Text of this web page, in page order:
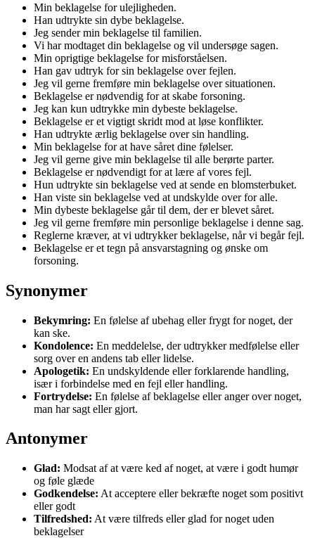
Min beklagelse for ulejligheden.
Han udtrykte sin dybe beklagelse.
Jeg sender min beklagelse til familien.
Vi har modtaget din beklagelse og vil undersøge sagen.
Min oprigtige beklagelse for misforståelsen.
Han gav udtryk for sin beklagelse over fejlen.
Jeg vil gerne fremføre min beklagelse over situationen.
Beklagelse er nødvendig for at skabe forsoning.
Jeg kan kun udtrykke min dybeste beklagelse.
Beklagelse er et vigtigt skridt mod at løse konflikter.
Han udtrykte ærlig beklagelse over sin handling.
Min beklagelse for at have såret dine følelser.
Jeg vil gerne give min beklagelse til alle berørte parter.
Beklagelse er nødvendigt for at lære af vores fejl.
Hun udtrykte sin beklagelse ved at sende en blomsterbuket.
Han viste sin beklagelse ved at undskylde over for alle.
Min dybeste beklagelse går til dem, der er blevet såret.
Jeg vil gerne fremføre min personlige beklagelse i denne sag.
Reglerne kræver, at vi udtrykker beklagelse, når vi begår fejl.
Beklagelse er et tegn på ansvarstagning og ønske om
forsoning.
Synonymer
Bekymring: En følelse af ubehag eller frygt for noget, der
kan ske.
Kondolence: En meddelelse, der udtrykker medfølelse eller
sorg over en andens tab eller lidelse.
Apologetik: En undskyldende eller forklarende handling,
især i forbindelse med en fejl eller handling.
Fortrydelse: En følelse af beklagelse eller anger over noget,
man har sagt eller gjort.
Antonymer
Glad: Modsat af at være ked af noget, at være i godt humør
og føle glæde
Godkendelse: At acceptere eller bekræfte noget som positivt
eller godt
Tilfredshed: At være tilfreds eller glad for noget uden
beklagelser